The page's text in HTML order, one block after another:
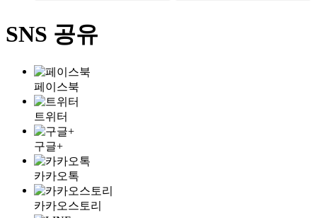
SNS 공유
페이스북
트위터
구글+
카카오톡
카카오스토리